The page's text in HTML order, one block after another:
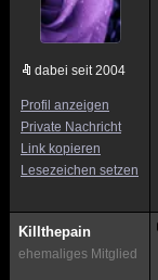
dabei seit 2004
Profil anzeigen
Private Nachricht
Link kopieren
Lesezeichen setzen
Killthepain
ehemaliges Mitglied